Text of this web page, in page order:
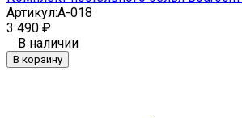
Артикул:A-018
3 490 ₽
В наличии
В корзину